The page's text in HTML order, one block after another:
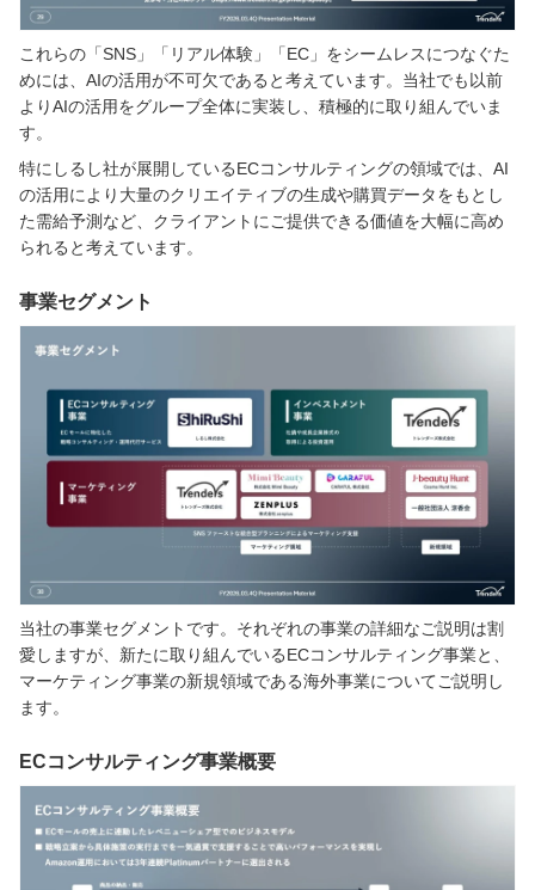
これらの「SNS」「リアル体験」「EC」をシームレスにつなぐた
めには、AIの活用が不可欠であると考えています。当社でも以前
よりAIの活用をグループ全体に実装し、積極的に取り組んでいま
す。
特にしるし社が展開しているECコンサルティングの領域では、AI
の活用により大量のクリエイティブの生成や購買データをもとし
た需給予測など、クライアントにご提供できる価値を大幅に高め
られると考えています。
事業セグメント
当社の事業セグメントです。それぞれの事業の詳細なご説明は割
愛しますが、新たに取り組んでいるECコンサルティング事業と、
マーケティング事業の新規領域である海外事業についてご説明し
ます。
ECコンサルティング事業概要